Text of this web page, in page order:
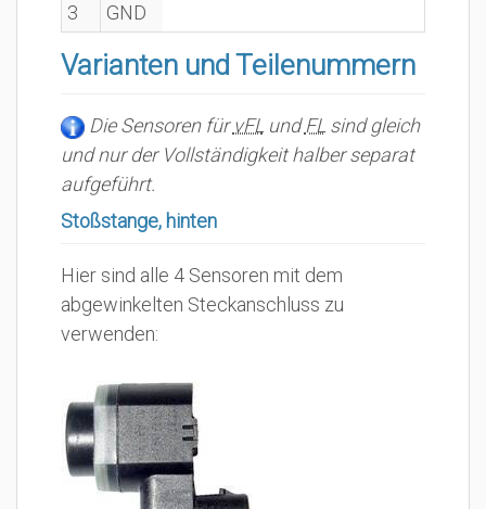
3
GND
Varianten und Teilenummern
Die Sensoren fürvFL undFL sind gleich
und nur der Vollständigkeit halber separat
aufgeführt.
Stoßstange, hinten
Hier sind alle 4 Sensoren mit dem
abgewinkelten Steckanschluss zu
verwenden: